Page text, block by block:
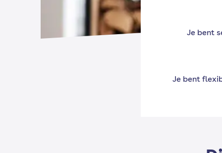
Je bent
Je bent